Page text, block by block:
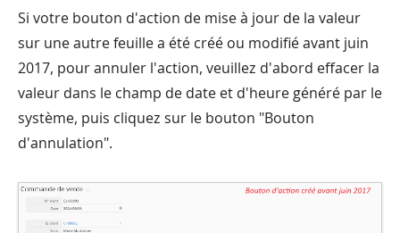
Si votre bouton d'action de mise à jour de la valeur
sur une autre feuille a été créé ou modifié avant juin
2017, pour annuler l'action, veuillez d'abord effacer la
valeur dans le champ de date et d'heure généré par le
système, puis cliquez sur le bouton "Bouton
d'annulation".